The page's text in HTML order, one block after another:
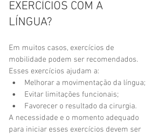
EXERCÍCIOS COM A
LÍNGUA?
Em muitos casos, exercícios de
mobilidade podem ser recomendados.
Esses exercícios ajudam a:
Melhorar a movimentação da língua;
Evitar limitações funcionais;
Favorecer o resultado da cirurgia.
A necessidade e o momento adequado
para iniciar esses exercícios devem ser